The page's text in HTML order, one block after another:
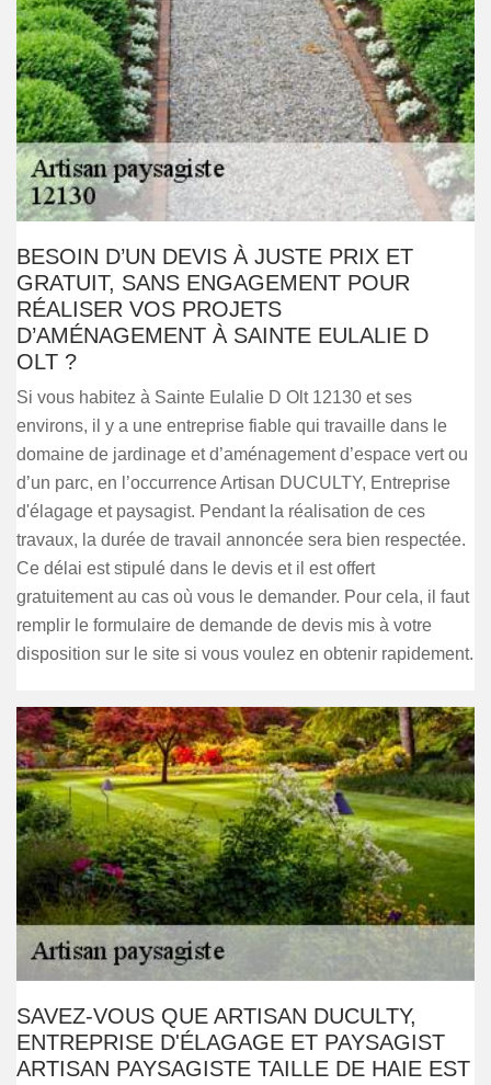
BESOIN D’UN DEVIS À JUSTE PRIX ET
GRATUIT, SANS ENGAGEMENT POUR
RÉALISER VOS PROJETS
D’AMÉNAGEMENT À SAINTE EULALIE D
OLT ?
Si vous habitez à Sainte Eulalie D Olt 12130 et ses
environs, il y a une entreprise fiable qui travaille dans le
domaine de jardinage et d’aménagement d’espace vert ou
d’un parc, en l’occurrence Artisan DUCULTY, Entreprise
d'élagage et paysagist. Pendant la réalisation de ces
travaux, la durée de travail annoncée sera bien respectée.
Ce délai est stipulé dans le devis et il est offert
gratuitement au cas où vous le demander. Pour cela, il faut
remplir le formulaire de demande de devis mis à votre
disposition sur le site si vous voulez en obtenir rapidement.
SAVEZ-VOUS QUE ARTISAN DUCULTY,
ENTREPRISE D'ÉLAGAGE ET PAYSAGIST
ARTISAN PAYSAGISTE TAILLE DE HAIE EST